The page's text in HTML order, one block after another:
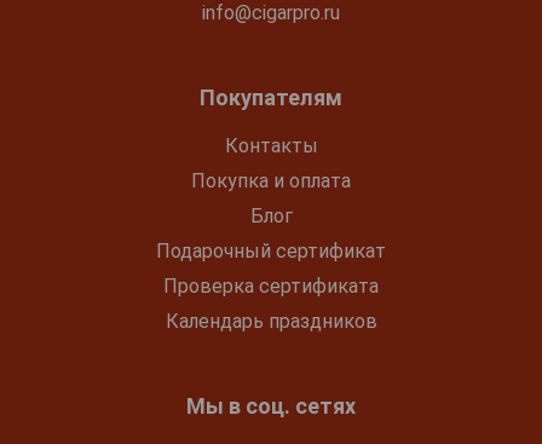
info@cigarpro.ru
Покупателям
Контакты
Покупка и оплата
Блог
Подарочный сертификат
Проверка сертификата
Календарь праздников
Мы в соц. сетях